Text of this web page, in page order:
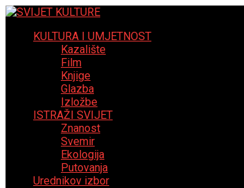
KULTURA I UMJETNOST
Kazalište
Film
Knjige
Glazba
Izložbe
ISTRAŽI SVIJET
Znanost
Svemir
Ekologija
Putovanja
Urednikov izbor